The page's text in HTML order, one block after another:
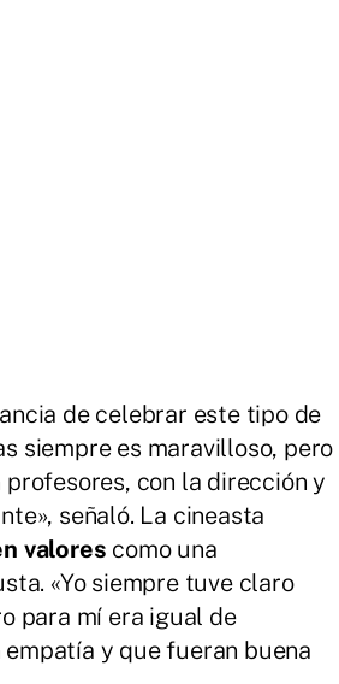
de celebrar este tipo de
siempre es maravilloso, pero
con la dirección y
señaló. La cineasta
valores como una
«Yo siempre tuve claro
para mí era igual de
y que fueran buena